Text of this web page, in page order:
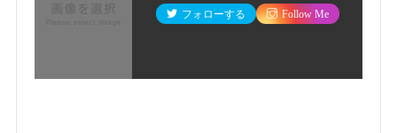
フォローする Follow Me